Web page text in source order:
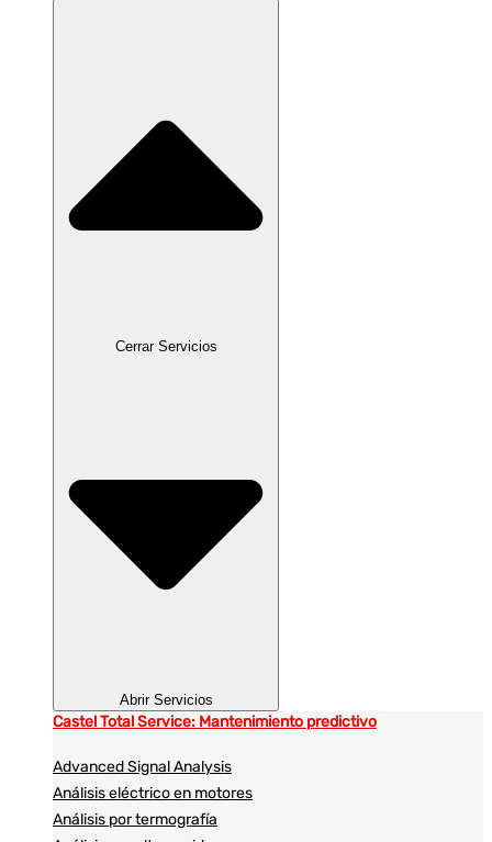
Cerrar Servicios
Abrir Servicios
Castel Total Service: Mantenimiento predictivo
Advanced Signal Analysis
Análisis eléctrico en motores
Análisis por termografía